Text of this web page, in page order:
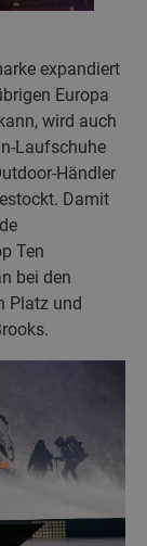
expandiert
Europa
wird auch
Laufschuhe
Händler
Damit
Ten
bei den
Platz und